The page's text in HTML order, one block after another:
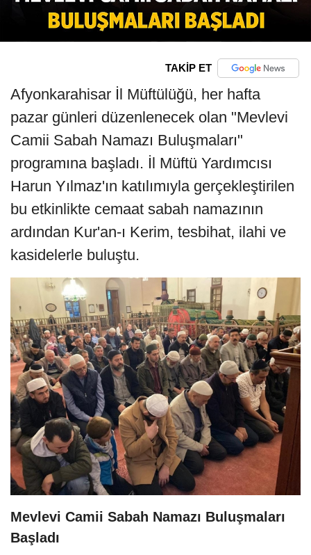
TAKİP ET
Afyonkarahisar İl Müftülüğü, her hafta
pazar günleri düzenlenecek olan "Mevlevi
Camii Sabah Namazı Buluşmaları"
programına başladı. İl Müftü Yardımcısı
Harun Yılmaz'ın katılımıyla gerçekleştirilen
bu etkinlikte cemaat sabah namazının
ardından Kur'an-ı Kerim, tesbihat, ilahi ve
kasidelerle buluştu.
Mevlevi Camii Sabah Namazı Buluşmaları
Başladı